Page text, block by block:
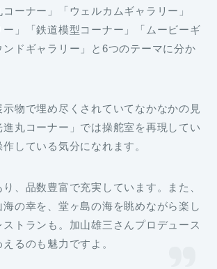
ーナー」「ウェルカムギャラリー」
ー」「鉄道模型コーナー」「ムービーギ
ンドギャラリー」と6つのテーマに分か
物で埋め尽くされていてなかなかの見
進丸コーナー」では操舵室を再現してい
している気分になれます。
、品数豊富で充実しています。また、
の幸を、堂ヶ島の海を眺めながら楽し
トランも。加山雄三さんプロデュース
るのも魅力ですよ。